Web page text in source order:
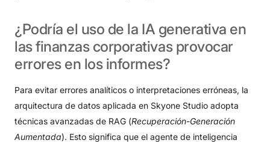
¿Podría el uso de la IA generativa en
lasfinanzas corporativas provocar
errores en los informes?
Para evitar errores analíticos o interpretaciones erróneas, la
arquitectura de datos aplicada en Skyone Studio adopta
técnicas avanzadas de RAG (Recuperación-Generación
Aumentada). Esto significa que el agente de inteligencia